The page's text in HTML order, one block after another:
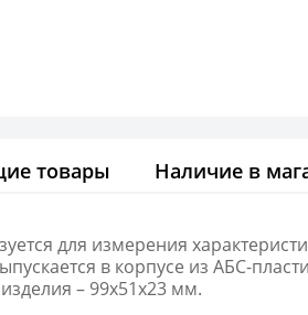
товары Наличие в
для измерения
в корпусе из АБС-
– 99х51х23 мм.